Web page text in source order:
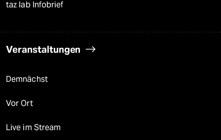
taz lab Infobrief
Veranstaltungen
Demnächst
Vor Ort
Live im Stream